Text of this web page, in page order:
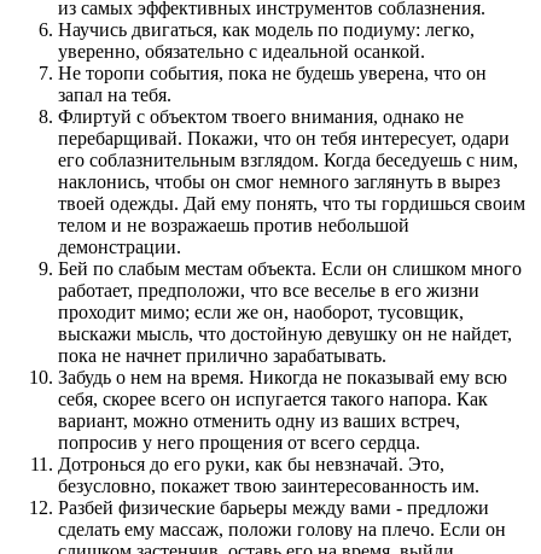
из самых эффективных инструментов соблазнения.
Научись двигаться, как модель по подиуму: легко,
уверенно, обязательно с идеальной осанкой.
Не торопи события, пока не будешь уверена, что он
запал на тебя.
Флиртуй с объектом твоего внимания, однако не
перебарщивай. Покажи, что он тебя интересует, одари
его соблазнительным взглядом. Когда беседуешь с ним,
наклонись, чтобы он смог немного заглянуть в вырез
твоей одежды. Дай ему понять, что ты гордишься своим
телом и не возражаешь против небольшой
демонстрации.
Бей по слабым местам объекта. Если он слишком много
работает, предположи, что все веселье в его жизни
проходит мимо; если же он, наоборот, тусовщик,
выскажи мысль, что достойную девушку он не найдет,
пока не начнет прилично зарабатывать.
Забудь о нем на время. Никогда не показывай ему всю
себя, скорее всего он испугается такого напора. Как
вариант, можно отменить одну из ваших встреч,
попросив у него прощения от всего сердца.
Дотронься до его руки, как бы невзначай. Это,
безусловно, покажет твою заинтересованность им.
Разбей физические барьеры между вами - предложи
сделать ему массаж, положи голову на плечо. Если он